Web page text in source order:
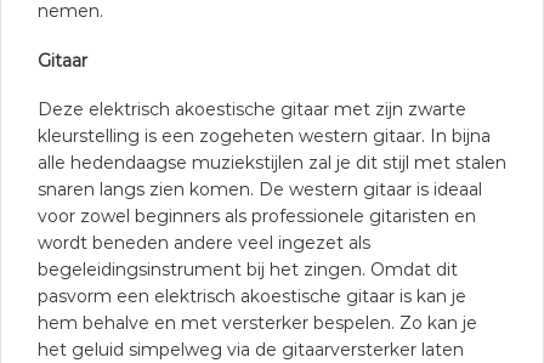
nemen.
Gitaar
Deze elektrisch akoestische gitaar met zijn zwarte
kleurstelling is een zogeheten western gitaar. In bijna
alle hedendaagse muziekstijlen zal je dit stijl met stalen
snaren langs zien komen. De western gitaar is ideaal
voor zowel beginners als professionele gitaristen en
wordt beneden andere veel ingezet als
begeleidingsinstrument bij het zingen. Omdat dit
pasvorm een elektrisch akoestische gitaar is kan je
hem behalve en met versterker bespelen. Zo kan je
het geluid simpelweg via de gitaarversterker laten